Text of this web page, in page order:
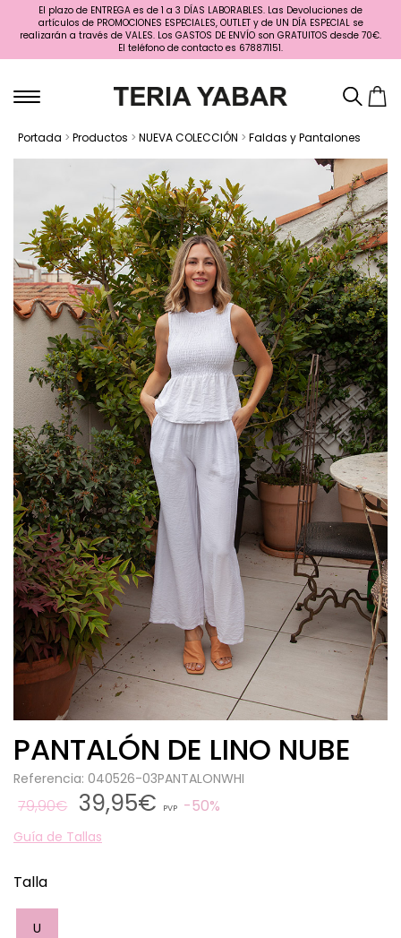
El plazo de ENTREGA es de 1 a 3 DÍAS LABORABLES. Las Devoluciones de
artículos de PROMOCIONES ESPECIALES, OUTLET y de UN DÍA ESPECIAL se
realizarán a través de VALES. Los GASTOS DE ENVÍO son GRATUITOS desde 70€.
El teléfono de contacto es 678871151.
Portada > Productos > NUEVA COLECCIÓN > Faldas y Pantalones
PANTALÓN DE LINO NUBE
Referencia: 040526-03PANTALONWHI
79,90€ 39,95€ PVP 50%
Guía de Tallas
Talla
U